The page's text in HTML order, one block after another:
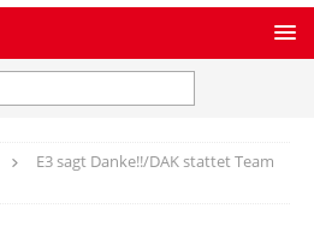
E3 sagt Danke!!/DAK stattet Team